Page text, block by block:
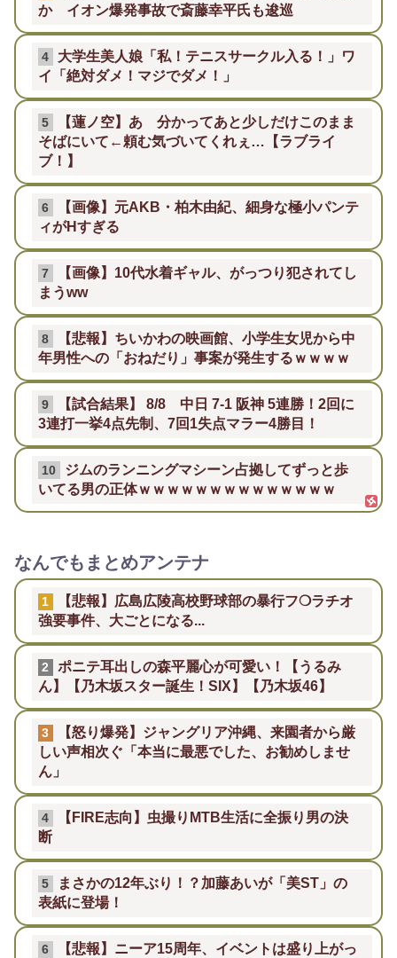
か イオン爆発事故で斎藤幸平氏も逡巡
4
大学生美人娘「私！テニスサークル入る！」ワ
イ「絶対ダメ！マジでダメ！」
5
【蓮ノ空】あゝ分かってあと少しだけこのまま
そばにいて←頼む気づいてくれぇ…【ラブライ
ブ！】
6
【画像】元AKB・柏木由紀、細身な極小パンテ
ィがHすぎる
7
【画像】10代水着ギャル、がっつり犯されてし
まうww
8
【悲報】ちいかわの映画館、小学生女児から中
年男性への「おねだり」事案が発生するｗｗｗｗ
9
【試合結果】 8/8 中日 7-1 阪神 5連勝！2回に
3連打一挙4点先制、7回1失点マラー4勝目！
10
ジムのランニングマシーン占拠してずっと歩
いてる男の正体ｗｗｗｗｗｗｗｗｗｗｗｗｗｗ
なんでもまとめアンテナ
1
【悲報】広島広陵高校野球部の暴行フ❍ラチオ
強要事件、大ごとになる...
2
ポニテ耳出しの森平麗心が可愛い！【うるみ
ん】【乃木坂スター誕生！SIX】【乃木坂46】
3
【怒り爆発】ジャングリア沖縄、来園者から厳
しい声相次ぐ「本当に最悪でした、お勧めしませ
ん」
4
【FIRE志向】虫撮りMTB生活に全振り男の決
断
5
まさかの12年ぶり！？加藤あいが「美ST」の
表紙に登場！
6
【悲報】ニーア15周年、イベントは盛り上がっ